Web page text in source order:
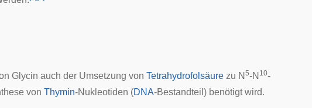
Glycin auch der Umsetzung von Tetrahydrofolsäure zu N 5-N 10-
von Thymin-Nukleotiden (DNA-Bestandteil) benötigt wird.